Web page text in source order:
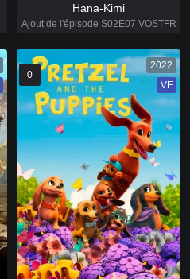
Hana-Kimi
Ajout de l'épisode S02E07 VOSTFR
0
2022
VF